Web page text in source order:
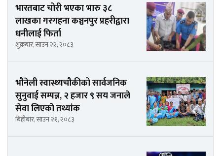
भारतबाट चोरी भएका भारु ३८
लाखका गरगहना कञ्चनपुर प्रहरीद्वारा
धनीलाई फिर्ता
शुक्रबार, साउन २२, २०८३
भौनेली स्वास्थ्यचौकीको सार्वजनिक
सुनुवाई सम्पन्न, २ हजार ९ सय जनाले
सेवा लिएको तथ्यांक
बिहीबार, साउन २१, २०८३